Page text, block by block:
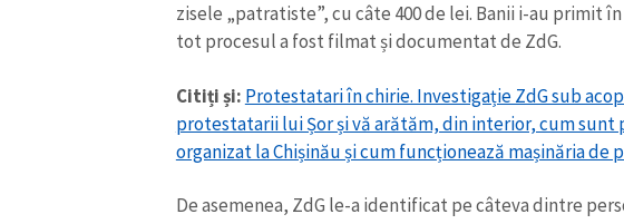
zisele „patratiste”, cu câte 400 de lei. Banii i-au primit
tot procesul a fost filmat și documentat de ZdG.
Citiți și: Protestatari în chirie. Investigație ZdG sub
protestatarii lui Șor și vă arătăm, din interior, cum sunt
organizat la Chișinău și cum funcționează mașinăria de
De asemenea, ZdG le-a identificat pe câteva dintre